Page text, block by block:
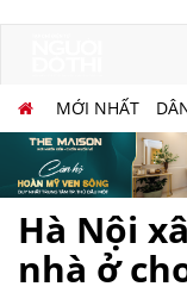
MỚI NHẤT
Hà Nội
nhà ở